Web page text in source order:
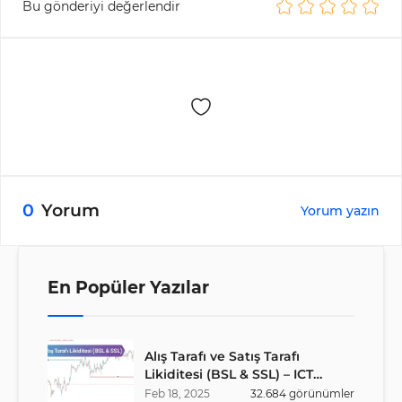
Bu gönderiyi değerlendir
0 Yorum Yorum yazın
En Popüler Yazılar
Alış Tarafı ve Satış Tarafı
Likiditesi (BSL & SSL) – ICT
Stratejisi
Feb 18, 2025 32.684 görünümler